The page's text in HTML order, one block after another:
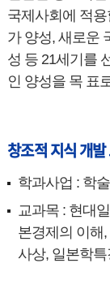
국제사회에 적
가 양성, 새로운
성 등 21세기를
인 양성을 목 표
창조적 지식 개
학과사업 : 학
교과목 : 현대
본경제의 이해
사상, 일본학